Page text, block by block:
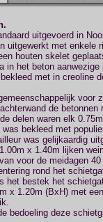
uitgevoerd in
uitgewerkt met enkele
houten skelet
in het beton aanwezige
met in creoline
voor
de
delen waren elk
bekleed met
was gelijkaardig
x 1.40m lijken
voor de meidagen
rond het
het bestek het
x 1.20m (BxH) met
bedoeling deze